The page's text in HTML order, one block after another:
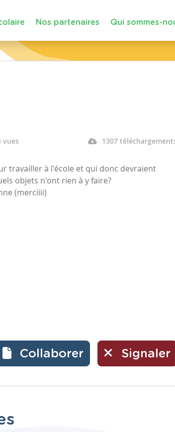
Nos partenaires Qui sommes-
vues 1307
travailler à l'école et qui donc devraient
objets n'ont rien à y faire?
(merciiii)
Collaborer Signaler